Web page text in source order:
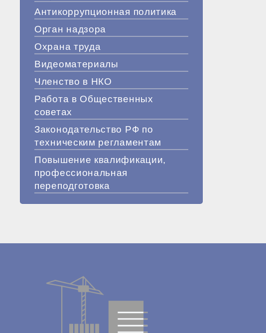
Антикоррупционная политика
Орган надзора
Охрана труда
Видеоматериалы
Членство в НКО
Работа в Общественных
советах
Законодательство РФ по
техническим регламентам
Повышение квалификации,
профессиональная
переподготовка